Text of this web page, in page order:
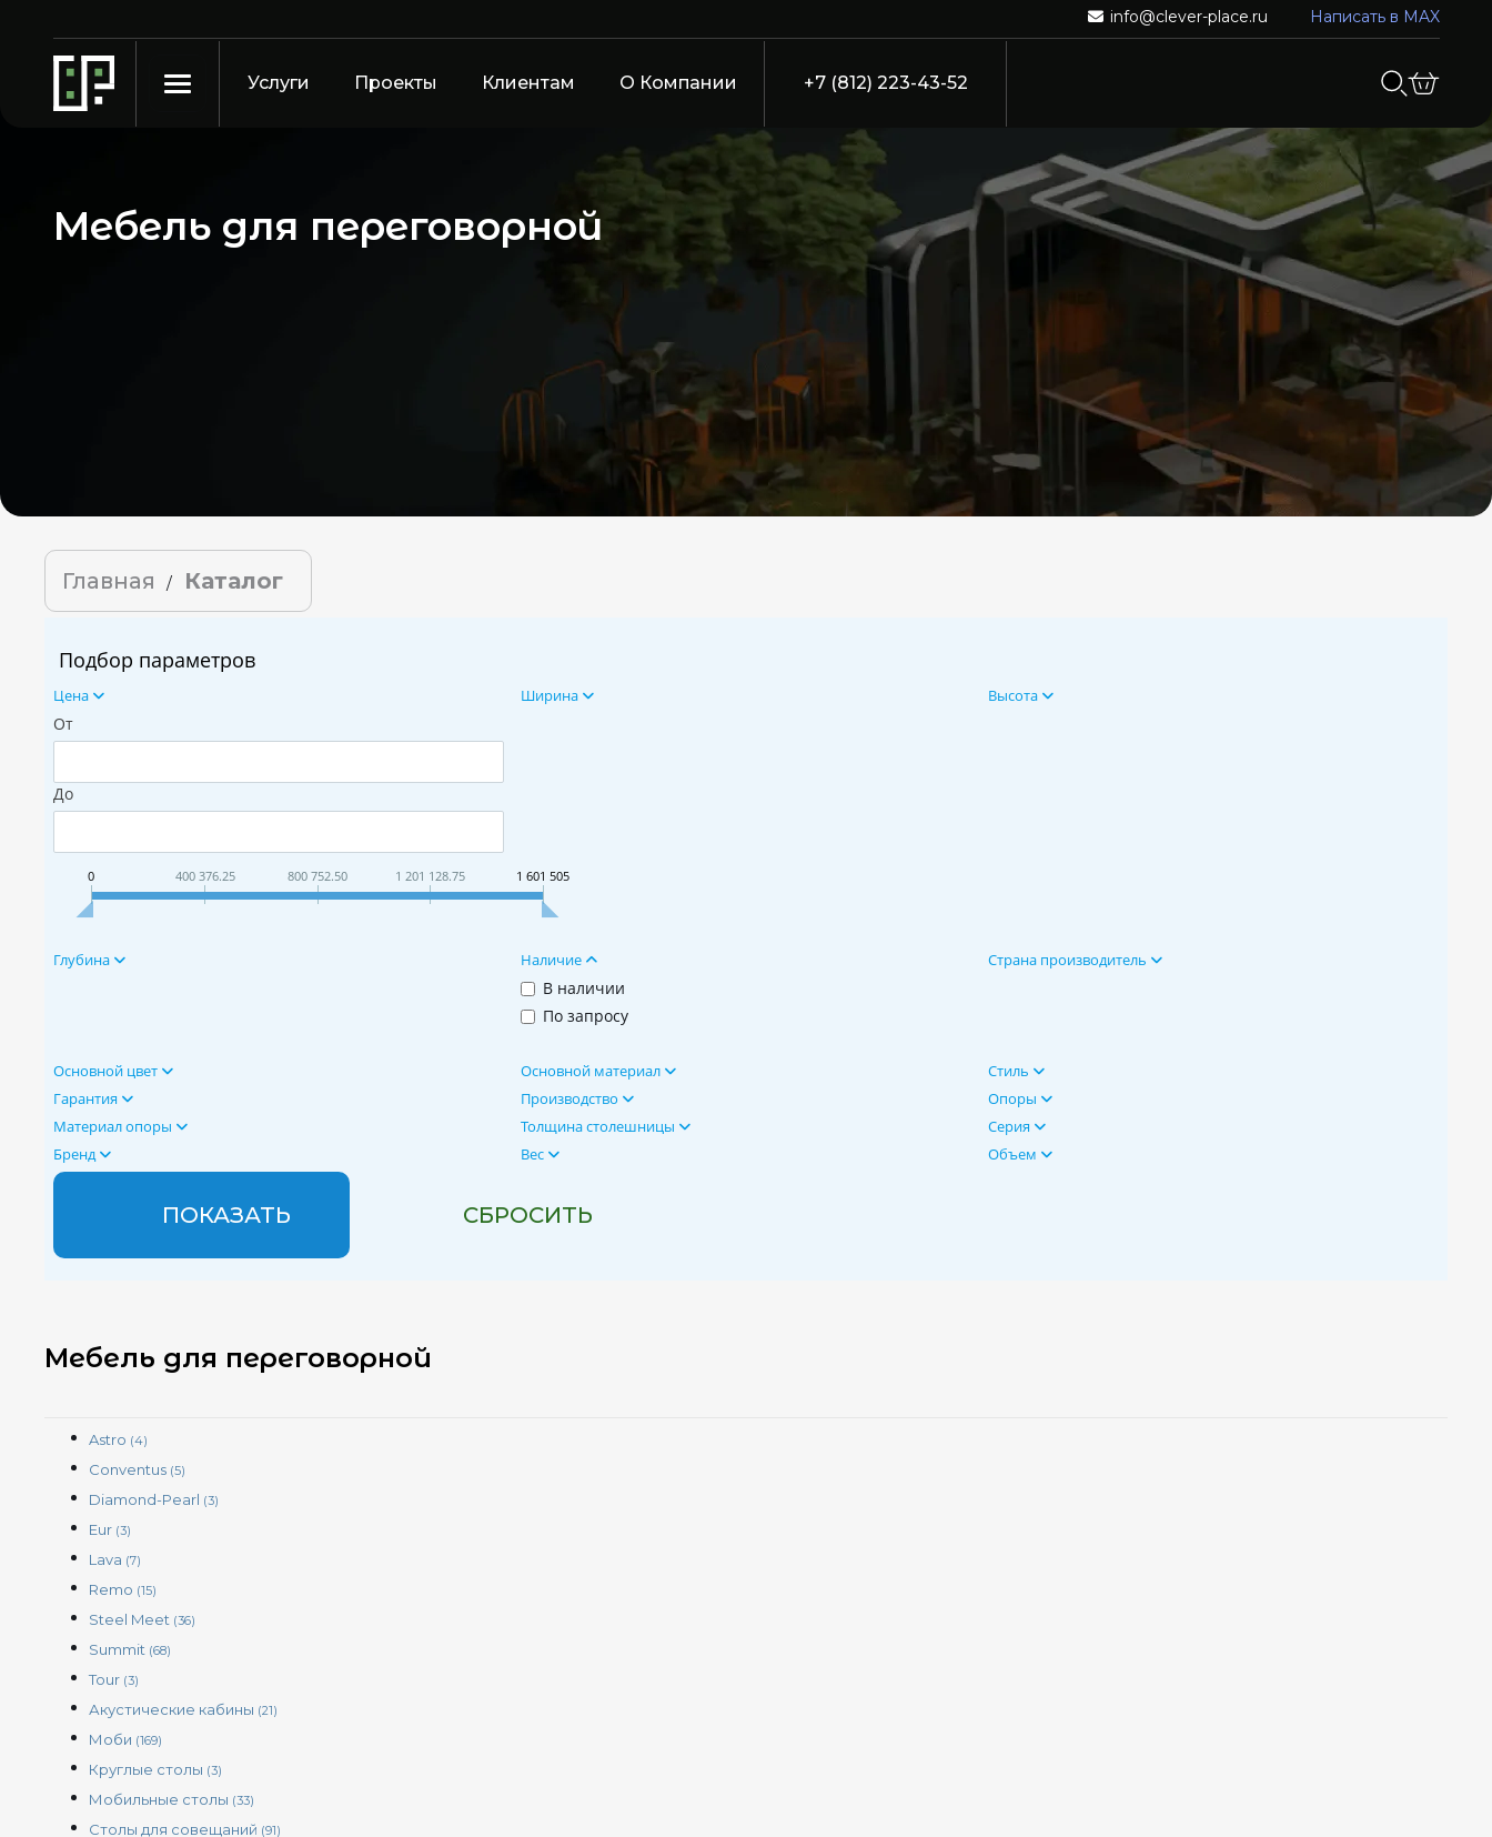
info@clever-place.ru Написать в MAX
Услуги Проекты Клиентам О Компании +7 (812) 223-43-52
Мебель для переговорной
Главная / Каталог
Подбор параметров
Цена
От
До
0 400 376.25 800 752.50 1 201 128.75 1 601 505
Ширина Высота
Глубина Наличие
В наличии
По запросу
Страна производитель
Основной цвет Основной материал
Стиль
Гарантия
Производство
Опоры
Материал опоры
Толщина столешницы
Серия
Бренд
Вес Объем
Мебель для переговорной
Astro (4)
Conventus (5)
Diamond-Pearl (3)
Eur (3)
Lava (7)
Remo (15)
Steel Meet (36)
Summit (68)
Tour (3)
Акустические кабины (21)
Моби (169)
Круглые столы (3)
Мобильные столы (33)
Столы для совещаний (91)